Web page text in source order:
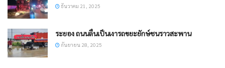
ธันวาคม 21, 2025
ระยอง ถนนลื่นเป็นเงารถขยะยักษ์ชนราวสะพาน
กันยายน 28, 2025